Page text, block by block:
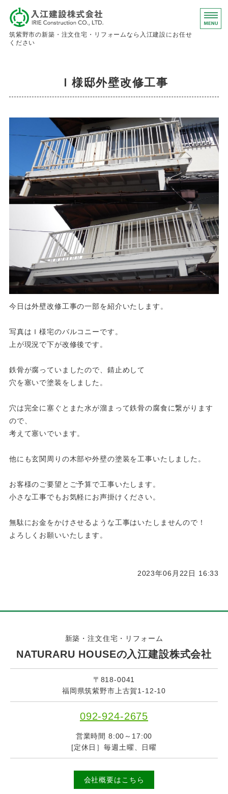
入江建設株
筑紫野市の新築・注文住宅・リフォームなら入江建設にお任せ
ください
求人情報
Ｉ様邸外壁改修工事
今日は外壁改修工事の一部を紹介いたします。
写真はＩ様宅のバルコニーです。
上が現況で下が改修後です。
鉄骨が腐っていましたので、錆止めして
穴を塞いで塗装をしました。
穴は完全に塞ぐとまた水が溜まって鉄骨の腐食に繋がります
ので、
考えて塞いでいます。
他にも玄関周りの木部や外壁の塗装を工事いたしました。
お客様のご要望とご予算で工事いたします。
小さな工事でもお気軽にお声掛けください。
無駄にお金をかけさせるような工事はいたしませんので！
よろしくお願いいたします。
2023年06月22日 16:33
新築・注文住宅・リフォーム
NATURARU HOUSEの入江建設株式会社
〒818-0041
福岡県筑紫野市上古賀1-12-10
092-924-2675
営業時間 8:00～17:00
[定休日］毎週土曜、日曜
会社概要はこちら